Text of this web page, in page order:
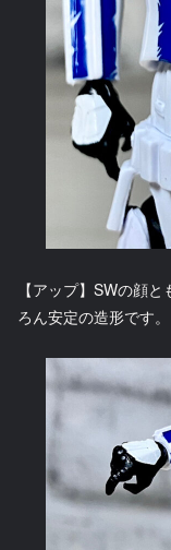
【アップ】SWの顔
ろん安定の造形です。